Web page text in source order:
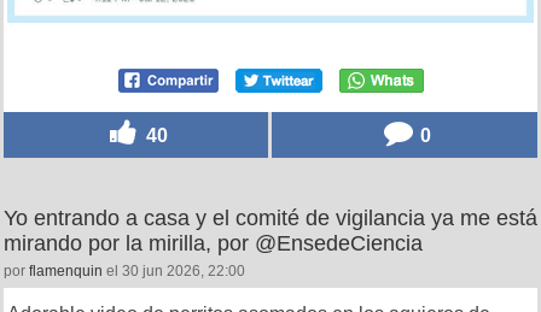
40 0
Yo entrando a casa y el comité de vigilancia ya me está
mirando por la mirilla, por @EnsedeCiencia
por flamenquin el 30 jun 2026, 22:00